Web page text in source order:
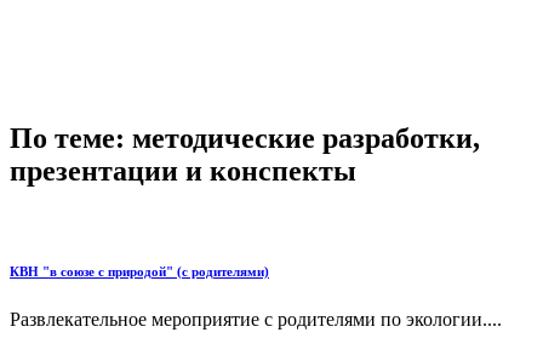
По теме: методические разработки,
презентации и конспекты
КВН "в союзе с природой" (с родителями)
Развлекательное мероприятие с родителями по экологии....